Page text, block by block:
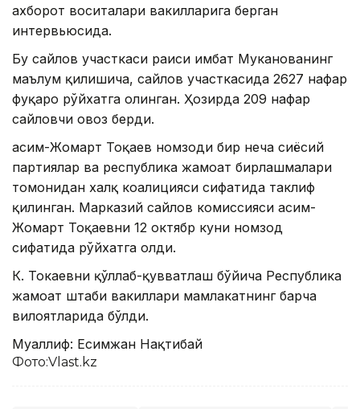
ахборот воситалари вакилларига берган
интервьюсида.
Бу сайлов участкаси раиси Қимбат Муканованинг
маълум қилишича, сайлов участкасида 2627 нафар
фуқаро рўйхатга олинган. Ҳозирда 209 нафар
сайловчи овоз берди.
Қасим-Жомарт Тоқаев номзоди бир неча сиёсий
партиялар ва республика жамоат бирлашмалари
томонидан халқ коалицияси сифатида таклиф
қилинган. Марказий сайлов комиссияси Қасим-
Жомарт Тоқаевни 12 октябр куни номзод
сифатида рўйхатга олди.
К. Токаевни қўллаб-қувватлаш бўйича Республика
жамоат штаби вакиллари мамлакатнинг барча
вилоятларида бўлди.
Муаллиф: Есимжан Нақтибай
Фото:Vlast.kz